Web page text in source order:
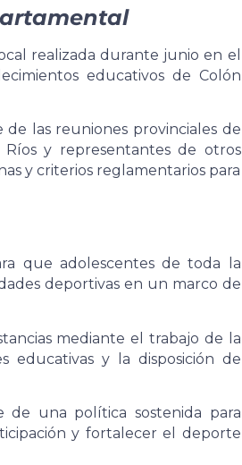
realizada durante junio en el
educativos de Colón
las reuniones provinciales de
y representantes de otros
y criterios reglamentarios para
que adolescentes de toda la
deportivas en un marco de
mediante el trabajo de la
educativas y la disposición de
de una política sostenida para
y fortalecer el deporte